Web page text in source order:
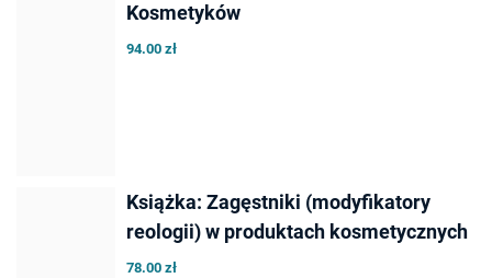
Kosmetyków
94.00 zł
Książka: Zagęstniki (modyfikatory
reologii) w produktach kosmetycznych
78.00 zł